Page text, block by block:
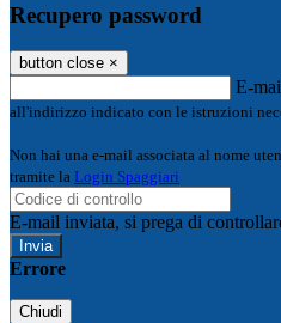
Recupero password
button close ×
E-
all'indirizzo indicato con le istruzioni
Non hai una e-mail associata al nome
tramite la Login Spaggiari
E-mail inviata, si prega di
Errore
Chiudi